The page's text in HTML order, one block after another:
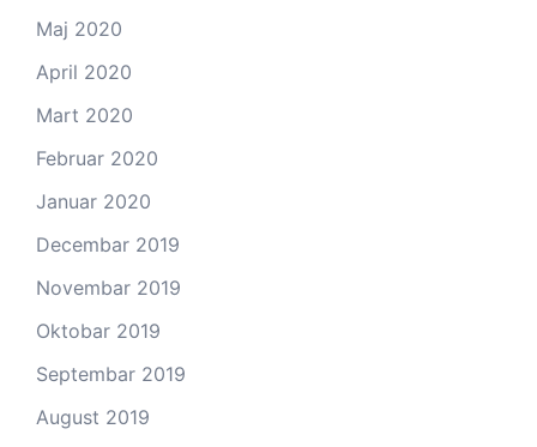
Maj 2020
April 2020
Mart 2020
Februar 2020
Januar 2020
Decembar 2019
Novembar 2019
Oktobar 2019
Septembar 2019
August 2019